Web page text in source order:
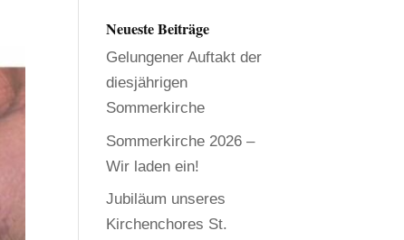
Neueste Beiträge
Gelungener Auftakt der
diesjährigen
Sommerkirche
Sommerkirche 2026 –
Wir laden ein!
Jubiläum unseres
Kirchenchores St.